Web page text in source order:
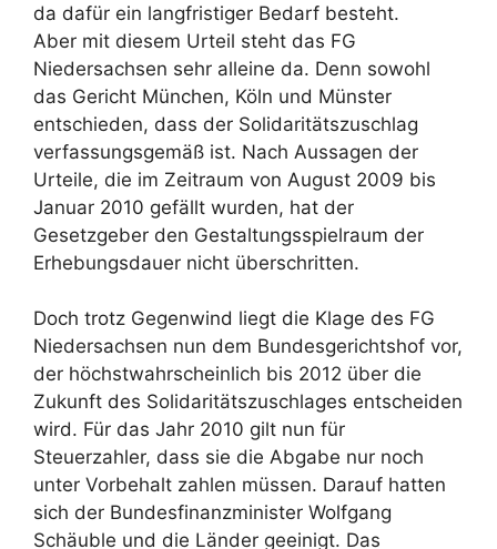
da dafür ein langfristiger Bedarf besteht.
Aber mit diesem Urteil steht das FG
Niedersachsen sehr alleine da. Denn sowohl
das Gericht München, Köln und Münster
entschieden, dass der Solidaritätszuschlag
verfassungsgemäß ist. Nach Aussagen der
Urteile, die im Zeitraum von August 2009 bis
Januar 2010 gefällt wurden, hat der
Gesetzgeber den Gestaltungsspielraum der
Erhebungsdauer nicht überschritten.
Doch trotz Gegenwind liegt die Klage des FG
Niedersachsen nun dem Bundesgerichtshof vor,
der höchstwahrscheinlich bis 2012 über die
Zukunft des Solidaritätszuschlages entscheiden
wird. Für das Jahr 2010 gilt nun für
Steuerzahler, dass sie die Abgabe nur noch
unter Vorbehalt zahlen müssen. Darauf hatten
sich der Bundesfinanzminister Wolfgang
Schäuble und die Länder geeinigt. Das